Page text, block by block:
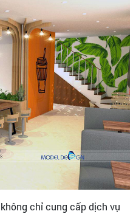
chỉ cung cấp dịch vụ